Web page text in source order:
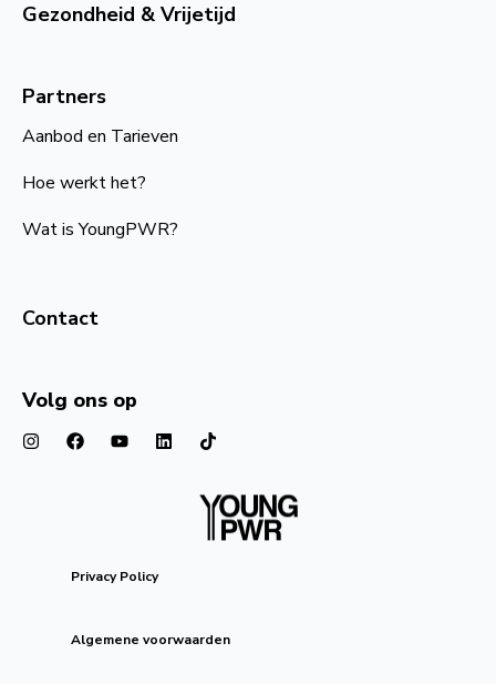
Gezondheid & Vrijetijd
Partners
Aanbod en Tarieven
Hoe werkt het?
Wat is YoungPWR?
Contact
Volg ons op
Privacy Policy
Algemene voorwaarden